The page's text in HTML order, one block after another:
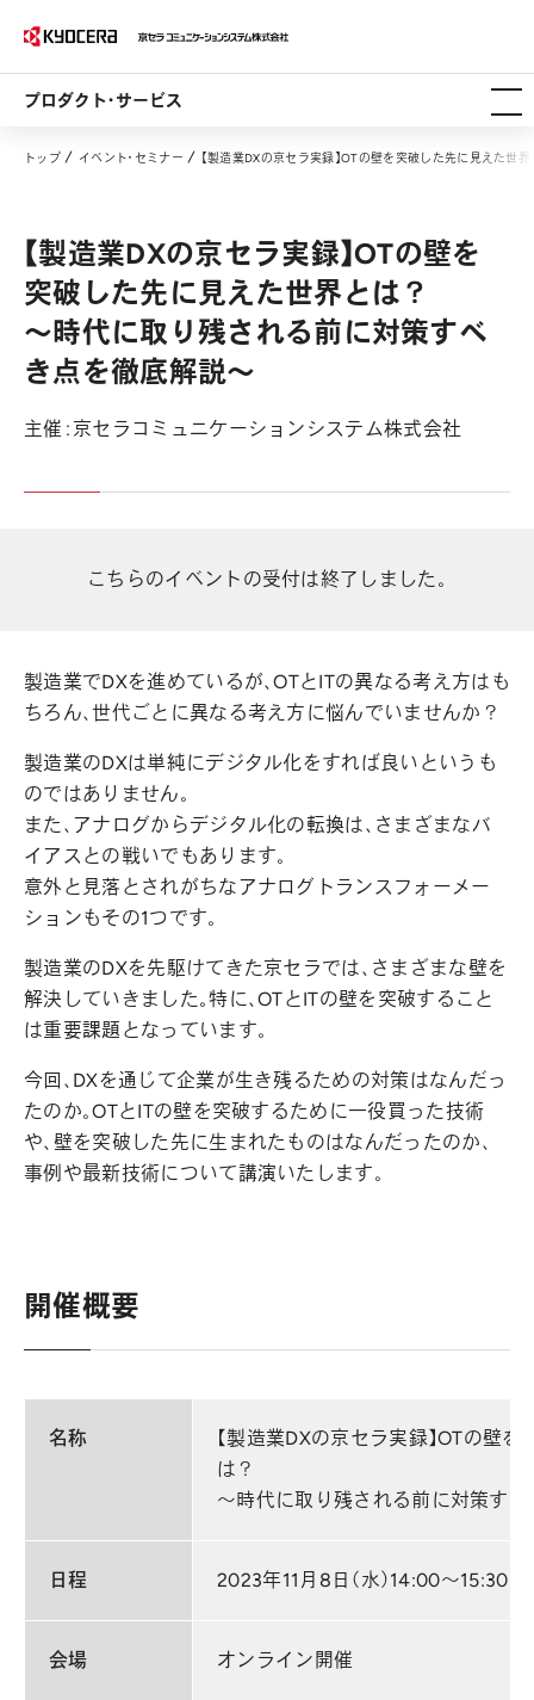
プロダクト・サービス
トップ イベント・セミナー 【製造業DXの京セラ実録】OTの壁を突破した先に見えた世
【製造業DXの京セラ実録】OTの壁を
突破した先に見えた世界とは？
～時代に取り残される前に対策すべ
き点を徹底解説～
主催：京セラコミュニケーションシステム株式会社
こちらのイベントの受付は終了しました。
製造業でDXを進めているが、OTとITの異なる考え方はも
ちろん、世代ごとに異なる考え方に悩んでいませんか？
製造業のDXは単純にデジタル化をすれば良いというも
のではありません。
また、アナログからデジタル化の転換は、さまざまなバ
イアスとの戦いでもあります。
意外と見落とされがちなアナログトランスフォーメー
ションもその1つです。
製造業のDXを先駆けてきた京セラでは、さまざまな壁を
解決していきました。特に、OTとITの壁を突破すること
は重要課題となっています。
今回、DXを通じて企業が生き残るための対策はなんだっ
たのか。OTとITの壁を突破するために一役買った技術
や、壁を突破した先に生まれたものはなんだったのか、
事例や最新技術について講演いたします。
開催概要
名称
【製造業DXの京セラ実録】OTの壁
は？
～時代に取り残される前に対策す
日程 2023年11月8日（水）14:00～15:30
会場 オンライン開催